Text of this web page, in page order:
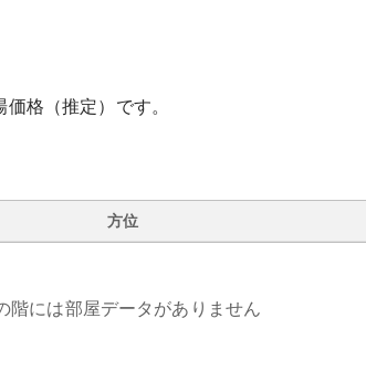
格（推定）です。
方位
階には部屋データがありません